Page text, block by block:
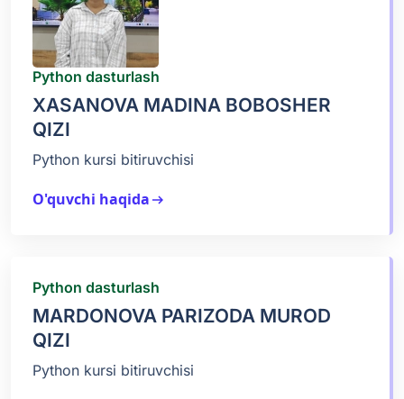
Python dasturlash
XASANOVA MADINA BOBOSHER
QIZI
Python kursi bitiruvchisi
O'quvchi haqidaarrow_right_alt
Python dasturlash
MARDONOVA PARIZODA MUROD
QIZI
Python kursi bitiruvchisi